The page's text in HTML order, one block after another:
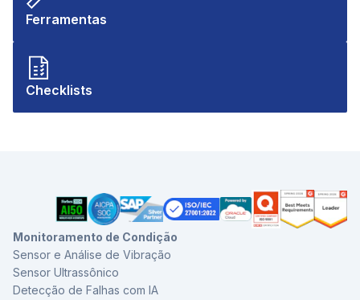
Ferramentas
Checklists
Monitoramento de Condição
Sensor e Análise de Vibração
Sensor Ultrassônico
Detecção de Falhas com IA